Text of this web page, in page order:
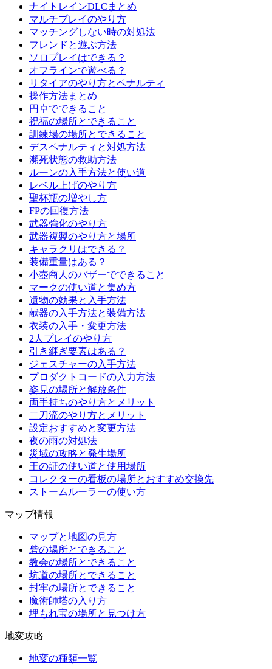
ナイトレインDLCまとめ
マルチプレイのやり方
マッチングしない時の対処法
フレンドと遊ぶ方法
ソロプレイはできる？
オフラインで遊べる？
リタイアのやり方とペナルティ
操作方法まとめ
円卓でできること
祝福の場所とできること
訓練場の場所とできること
デスペナルティと対処方法
瀕死状態の救助方法
ルーンの入手方法と使い道
レベル上げのやり方
聖杯瓶の増やし方
FPの回復方法
武器強化のやり方
武器複製のやり方と場所
キャラクリはできる？
装備重量はある？
小壺商人のバザーでできること
マークの使い道と集め方
遺物の効果と入手方法
献器の入手方法と装備方法
衣装の入手・変更方法
2人プレイのやり方
引き継ぎ要素はある？
ジェスチャーの入手方法
プロダクトコードの入力方法
姿見の場所と解放条件
両手持ちのやり方とメリット
二刀流のやり方とメリット
設定おすすめと変更方法
夜の雨の対処法
災域の攻略と発生場所
王の証の使い道と使用場所
コレクターの看板の場所とおすすめ交換先
ストームルーラーの使い方
マップ情報
マップと地図の見方
砦の場所とできること
教会の場所とできること
坑道の場所とできること
封牢の場所とできること
魔術師塔の入り方
埋もれ宝の場所と見つけ方
地変攻略
地変の種類一覧